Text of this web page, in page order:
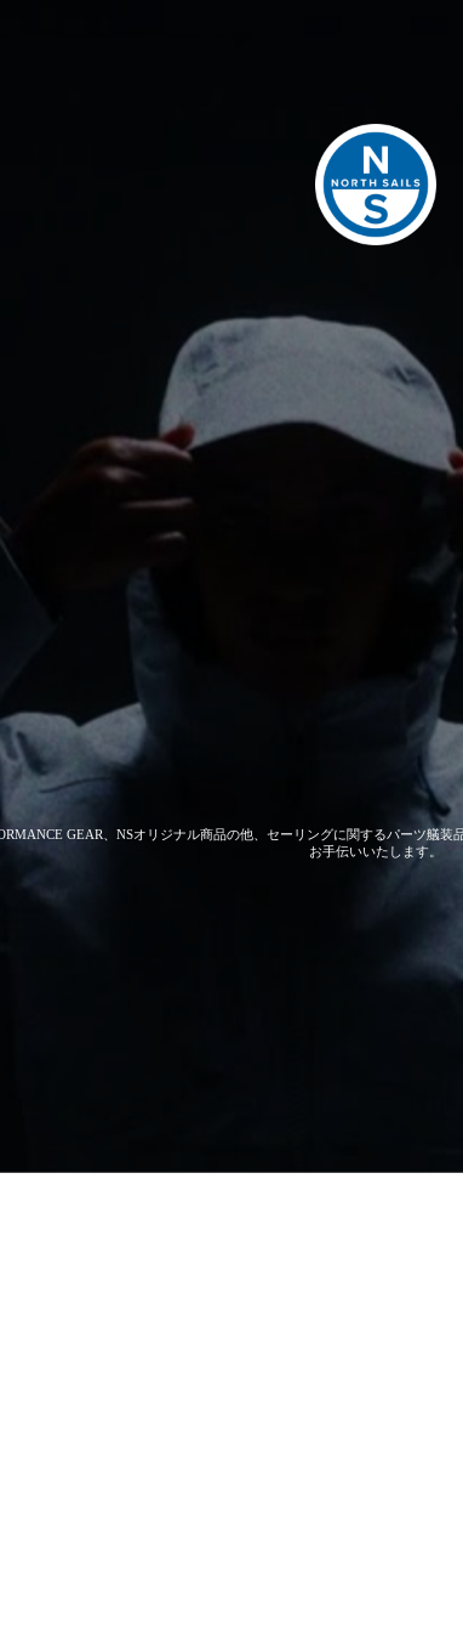
GEAR、NSオリジナル商品の他、セーリングに関するパーツ艤
お手伝いいたします。